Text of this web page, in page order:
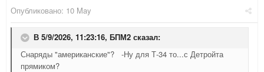
Опубликовано: 10 May
В 5/9/2026, 11:23:16, БПМ2 сказал:
Снаряды "американские"? -Ну для Т-34 то...с Детройта
прямиком?